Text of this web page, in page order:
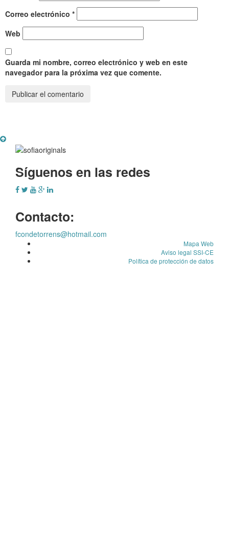
Correo electrónico *
Web
Guarda mi nombre, correo electrónico y web en este
navegador para la próxima vez que comente.
Síguenos en las redes
Contacto:
fcondetorrens@hotmail.com
Mapa Web
Aviso legal SSI-CE
Política de protección de datos